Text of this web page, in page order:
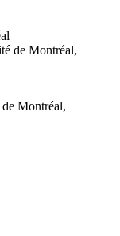
de Montréal,
Montréal,